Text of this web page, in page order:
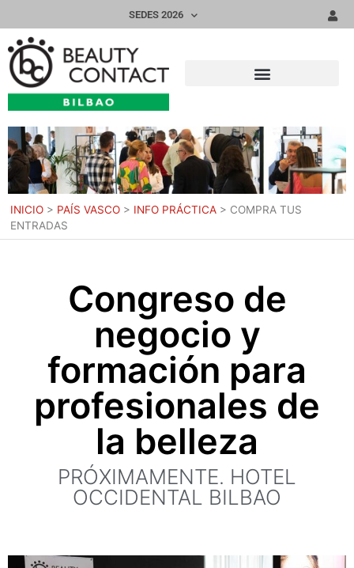
SEDES 2026
INICIO > PAÍS VASCO > INFO PRÁCTICA > COMPRA TUS
ENTRADAS
Congreso de
negocio y
formación para
profesionales de
la belleza
PRÓXIMAMENTE. HOTEL
OCCIDENTAL BILBAO